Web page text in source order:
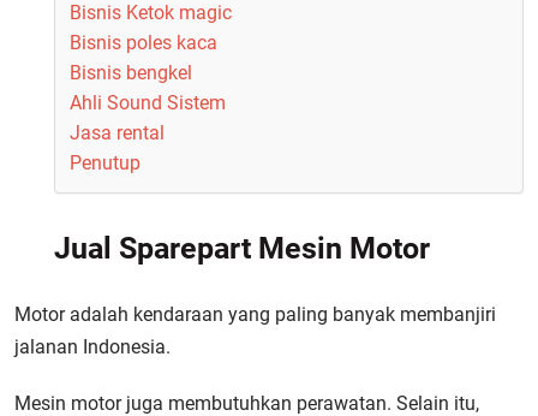
Bisnis Ketok magic
Bisnis poles kaca
Bisnis bengkel
Ahli Sound Sistem
Jasa rental
Penutup
Jual Sparepart Mesin Motor
Motor adalah kendaraan yang paling banyak membanjiri
jalanan Indonesia.
Mesin motor juga membutuhkan perawatan. Selain itu,